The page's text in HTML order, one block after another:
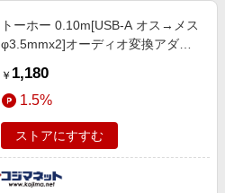
トーホー 0.10m[USB-A オス→メス
φ3.5mmx2]オーディオ変換アダプ
￥ 1,180
1.5%
ストアにすすむ